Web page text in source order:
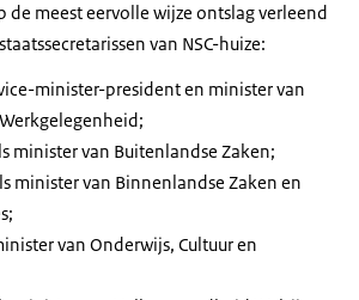
de meest eervolle wijze ontslag verleend
van NSC-huize:
minister-president en minister van
minister van Buitenlandse Zaken;
minister van Binnenlandse Zaken en
van Onderwijs, Cultuur en